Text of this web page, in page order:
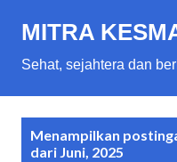
Langsung
MITRA
Sehat, sejahtera dan
Menampilkan
dari Juni, 2025